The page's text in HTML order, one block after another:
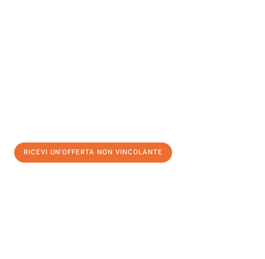
RICEVI UN'OFFERTA NON VINCOLANTE